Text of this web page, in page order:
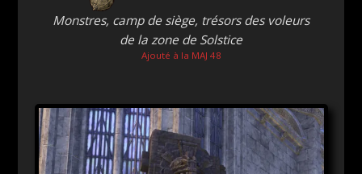
Monstres, camp de siège, trésors des voleurs
de la zone de Solstice
Ajouté à la MAJ 48